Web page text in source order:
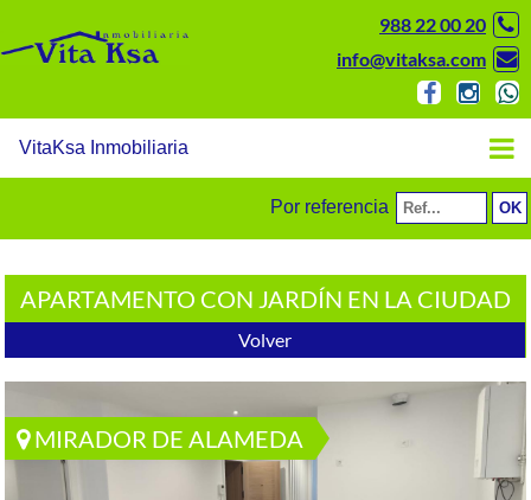
988 22 00 20
info@vitaksa.com
VitaKsa Inmobiliaria
Por referencia
APARTAMENTO CON JARDÍN EN LA CIUDAD
Volver
MIRADOR DE ALAMEDA